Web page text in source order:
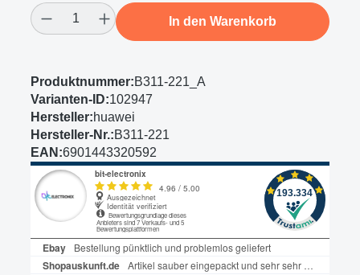
Produkt Anzahl: Gib den gewünschten
In den Warenkorb
Produktnummer:B311-221_A
Varianten-ID:102947
Hersteller:huawei
Hersteller-Nr.:B311-221
EAN:6901443320592